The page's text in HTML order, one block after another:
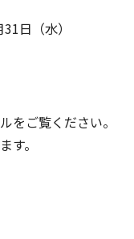
日（水）
をご覧ください。
す。